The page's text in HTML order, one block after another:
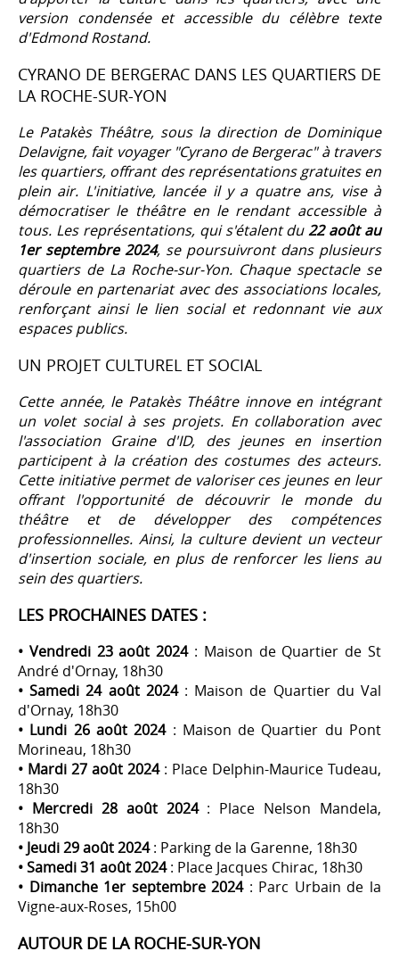
version condensée et accessible du célèbre texte
d'Edmond Rostand.
CYRANO DE BERGERAC DANS LES QUARTIERS DE
LA ROCHE-SUR-YON
Le Patakès Théâtre, sous la direction de Dominique
Delavigne, fait voyager "Cyrano de Bergerac" à travers
les quartiers, offrant des représentations gratuites en
plein air. L'initiative, lancée il y a quatre ans, vise à
démocratiser le théâtre en le rendant accessible à
tous. Les représentations, qui s'étalent du22 août au
1er septembre 2024, se poursuivront dans plusieurs
quartiers de La Roche-sur-Yon. Chaque spectacle se
déroule en partenariat avec des associations locales,
renforçant ainsi le lien social et redonnant vie aux
espaces publics.
UN PROJET CULTUREL ET SOCIAL
Cette année, le Patakès Théâtre innove en intégrant
un volet social à ses projets. En collaboration avec
l'association Graine d'ID, des jeunes en insertion
participent à la création des costumes des acteurs.
Cette initiative permet de valoriser ces jeunes en leur
offrant l'opportunité de découvrir le monde du
théâtre et de développer des compétences
professionnelles. Ainsi, la culture devient un vecteur
d'insertion sociale, en plus de renforcer les liens au
sein des quartiers.
LES PROCHAINES DATES :
• Vendredi 23 août 2024: Maison de Quartier de St
André d'Ornay, 18h30
• Samedi 24 août 2024: Maison de Quartier du Val
d'Ornay, 18h30
• Lundi 26 août 2024: Maison de Quartier du Pont
Morineau, 18h30
• Mardi 27 août 2024: Place Delphin-Maurice Tudeau,
18h30
• Mercredi 28 août 2024: Place Nelson Mandela,
18h30
• Jeudi 29 août 2024: Parking de la Garenne, 18h30
• Samedi 31 août 2024: Place Jacques Chirac, 18h30
• Dimanche 1er septembre 2024: Parc Urbain de la
Vigne-aux-Roses, 15h00
AUTOUR DE LA ROCHE-SUR-YON